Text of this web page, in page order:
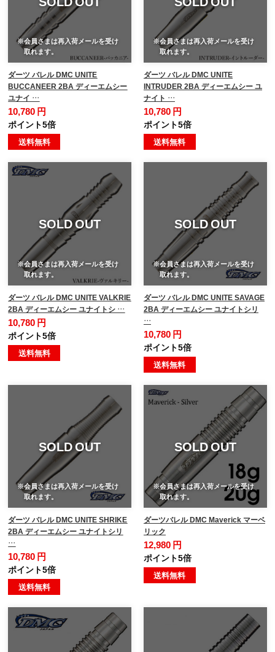
※会員さまは再入荷メールを受け
取れます。
ダーツ バレル DMC UNITE
BUCCANEER 2BA ディーエムシー
ユナイ …
10,780 円
ポイント5倍
送料無料
※会員さまは再入荷メールを受け
取れます。
ダーツ バレル DMC UNITE
INTRUDER 2BA ディーエムシー ユ
ナイト …
10,780 円
ポイント5倍
送料無料
SOLD OUT
※会員さまは再入荷メールを受け
取れます。
ダーツ バレル DMC UNITE VALKRIE
2BA ディーエムシー ユナイトシ …
10,780 円
ポイント5倍
送料無料
SOLD OUT
※会員さまは再入荷メールを受け
取れます。
ダーツ バレル DMC UNITE SAVAGE
2BA ディーエムシー ユナイトシリ
…
10,780 円
ポイント5倍
送料無料
SOLD OUT
※会員さまは再入荷メールを受け
取れます。
ダーツ バレル DMC UNITE SHRIKE
2BA ディーエムシー ユナイトシリ
…
10,780 円
ポイント5倍
送料無料
SOLD OUT
※会員さまは再入荷メールを受け
取れます。
ダーツバレル DMC Maverick マーベ
リック
12,980 円
ポイント5倍
送料無料